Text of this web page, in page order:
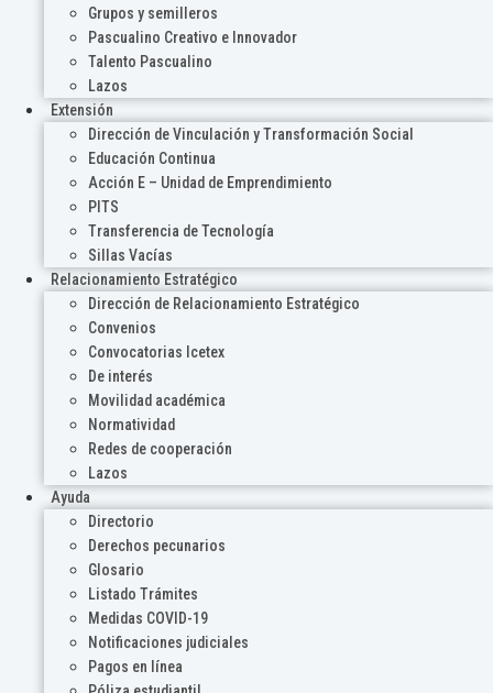
Grupos y semilleros
Pascualino Creativo e Innovador
Talento Pascualino
Lazos
Extensión
Dirección de Vinculación y Transformación Social
Educación Continua
Acción E – Unidad de Emprendimiento
PITS
Transferencia de Tecnología
Sillas Vacías
Relacionamiento Estratégico
Dirección de Relacionamiento Estratégico
Convenios
Convocatorias Icetex
De interés
Movilidad académica
Normatividad
Redes de cooperación
Lazos
Ayuda
Directorio
Derechos pecunarios
Glosario
Listado Trámites
Medidas COVID-19
Notificaciones judiciales
Pagos en línea